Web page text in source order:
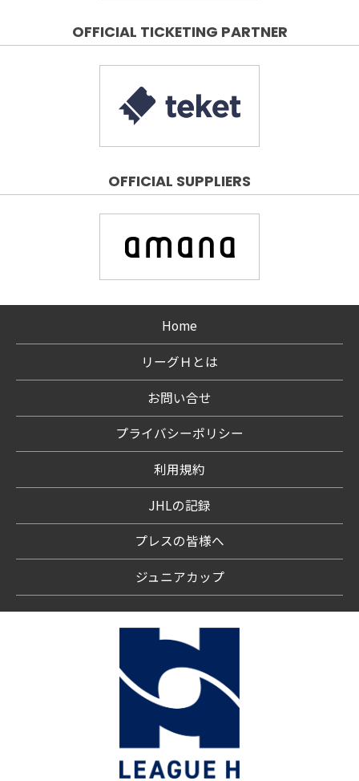
OFFICIAL TICKETING PARTNER
OFFICIAL SUPPLIERS
Home
リーグＨとは
お問い合せ
プライバシーポリシー
利用規約
JHLの記録
プレスの皆様へ
ジュニアカップ